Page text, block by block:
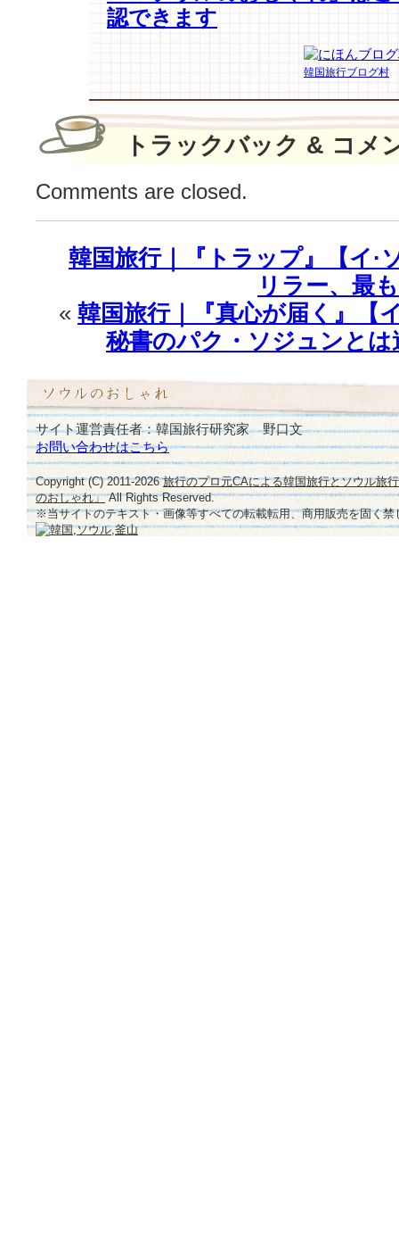
ア】
の
端
正
コ
イ
ル
♪
認できます
韓国旅行ブログ村
トラックバック & コメ
Comments are closed.
韓国旅行｜『トラップ』【イ·
リラー、最
« 韓国旅行｜『真心が届く』【
秘書のパク・ソジュンと
サイト運営責任者：韓国旅行研究家 野口文
お問い合わせはこちら
Copyright (C) 2011-2026旅行のプロ元CAによる韓国旅行とソウル旅
のおしゃれ」All Rights Reserved.
※当サイトのテキスト・画像等すべての転載転用、商用販売を固く禁